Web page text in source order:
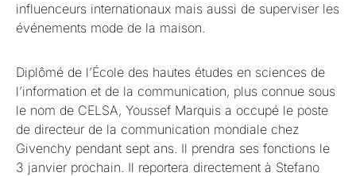
influenceurs internationaux mais aussi de superviser les
événements mode de la maison.
Diplômé de l’École des hautes études en sciences de
l’information et de la communication, plus connue sous
le nom de CELSA, Youssef Marquis a occupé le poste
de directeur de la communication mondiale chez
Givenchy pendant sept ans. Il prendra ses fonctions le
3 janvier prochain. Il reportera directement à Stefano